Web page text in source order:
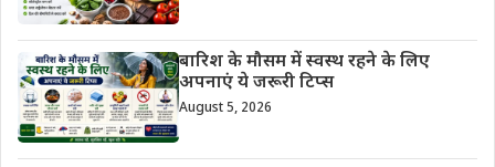
बारिश के मौसम में स्वस्थ रहने के लिए
अपनाएं ये जरूरी टिप्स
August 5, 2026